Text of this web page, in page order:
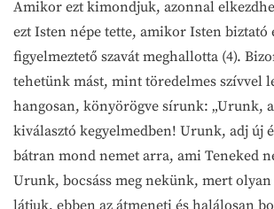
Amikor ezt kimondjuk, azonnal
ezt Isten népe tette, amikor Isten biztató
figyelmeztető szavát meghallotta (4).
tehetünk mást, mint töredelmes szívvel
hangosan, könyörögve sírunk: „Urunk,
kiválasztó kegyelmedben! Urunk, adj új
bátran mond nemet arra, ami Teneked
Urunk, bocsáss meg nekünk, mert
látjuk, ebben az átmeneti és halálosan